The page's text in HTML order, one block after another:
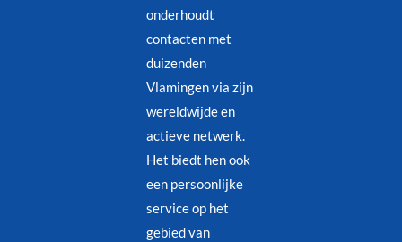
onderhoudt
contacten met
duizenden
Vlamingen via zijn
wereldwijde en
actieve netwerk.
Het biedt hen ook
een persoonlijke
service op het
gebied van